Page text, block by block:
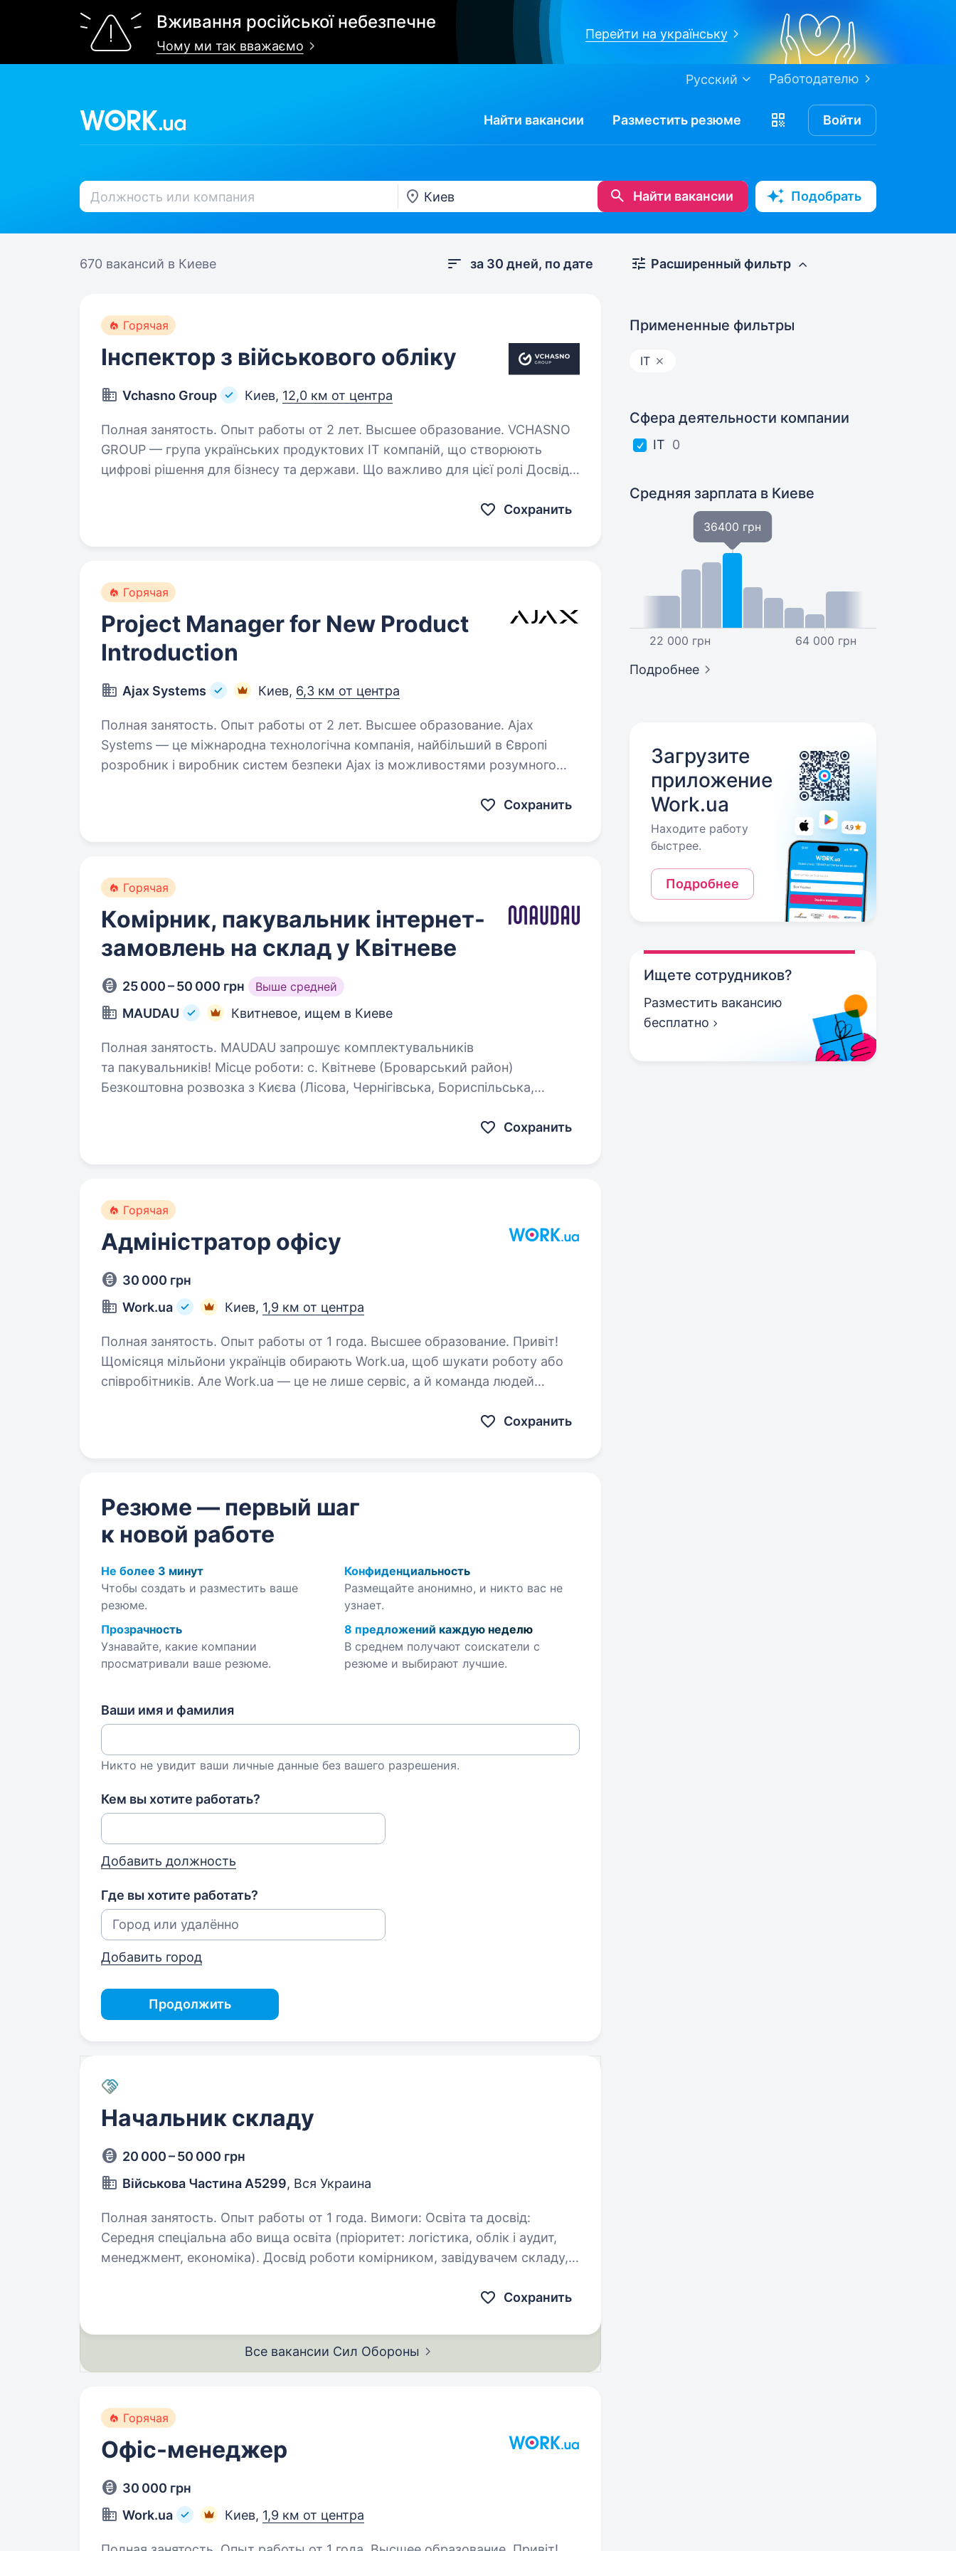
Вживання російської небезпечне
Чому ми так вважаємо
Перейти на українську
Работодателю
Русский
Найти вакансии Разместить резюме Войти
Найти вакансии Подобрать
670 вакансий в Киеве за 30 дней, по дате
Горячая
Інспектор з військового обліку
Vchasno Group Киев, 12,0 км от центра
Полная занятость. Опыт работы от 2 лет. Высшее образование. VCHASNO
GROUP — група українських продуктових IT компаній, що створюють
цифрові рішення для бізнесу та держави. Що важливо для цієї ролі Досвід
Сохранить
Горячая
Project Manager for New Product
Introduction
Ajax Systems Киев, 6,3 км от центра
Полная занятость. Опыт работы от 2 лет. Высшее образование. Ajax
Systems — це міжнародна технологічна компанія, найбільший в Європі
розробник і виробник систем безпеки Ajax із можливостями розумного
Сохранить
Горячая
Комірник, пакувальник інтернет-
замовлень на склад у Квітневе
25 000 – 50 000 грн Выше средней
MAUDAU Квитневое, ищем в Киеве
Полная занятость. MAUDAU запрошує комплектувальників
та пакувальників! Місце роботи: с. Квітневе (Броварський район)
Безкоштовна розвозка з Києва (Лісова, Чернігівська, Бориспільська,
Сохранить
Горячая
Адміністратор офісу
30 000 грн
Work.ua
Киев, 1,9 км от центра
Полная занятость. Опыт работы от 1 года. Высшее образование. Привіт!
Щомісяця мільйони українців обирають Work.ua, щоб шукати роботу або
співробітників. Але Work.ua — це не лише сервіс, а й команда людей
Сохранить
Резюме — первый шаг
к новой работе
Не более 3 минут
Чтобы создать и разместить ваше
резюме.
Конфиденциальность
Размещайте анонимно, и никто вас не
узнает.
Прозрачность
Узнавайте, какие компании
просматривали ваше резюме.
8 предложений каждую неделю
В среднем получают соискатели с
резюме и выбирают лучшие.
Ваши имя и фамилия
Никто не увидит ваши личные данные без вашего разрешения.
Кем вы хотите работать?
Добавить должность
Где вы хотите работать?
Добавить город
Продолжить
Начальник складу
20 000 – 50 000 грн
Військова Частина А5299, Вся Украина
Полная занятость. Опыт работы от 1 года. Вимоги: Освіта та досвід:
Середня спеціальна або вища освіта (пріоритет: логістика, облік і аудит,
менеджмент, економіка). Досвід роботи комірником, завідувачем складу,
Сохранить
Все вакансии Сил Обороны
Горячая
Офіс-менеджер
30 000 грн
Work.ua
Киев, 1,9 км от центра
Расширенный фильтр
Примененные фильтры
IT
Сфера деятельности компании
IT 0
Средняя зарплата в Киеве
22 000 грн
36400 грн
64 000 грн
Подробнее
Загрузите
приложение
Work.ua
Находите работу
быстрее.
Подробнее
Ищете сотрудников?
Разместить вакансию
бесплатно